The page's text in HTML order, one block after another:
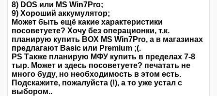
8) DOS или MS Win7Pro;
9) Хороший аккумулятор;
Может быть ещё какие характеристики
посоветуете? Хочу без операционки, т.к.
планирую купить BOX MS Win7Pro, а в магазинах
предлагают Basic или Premium ;(.
PS Также планирую МФУ купить в пределах 7-8
тыр. Может и здесь посоветуете? печатать не
много буду, но необходимость в этом есть.
Подскажите, пожалуйста (!), а то уже устал с
выбором..